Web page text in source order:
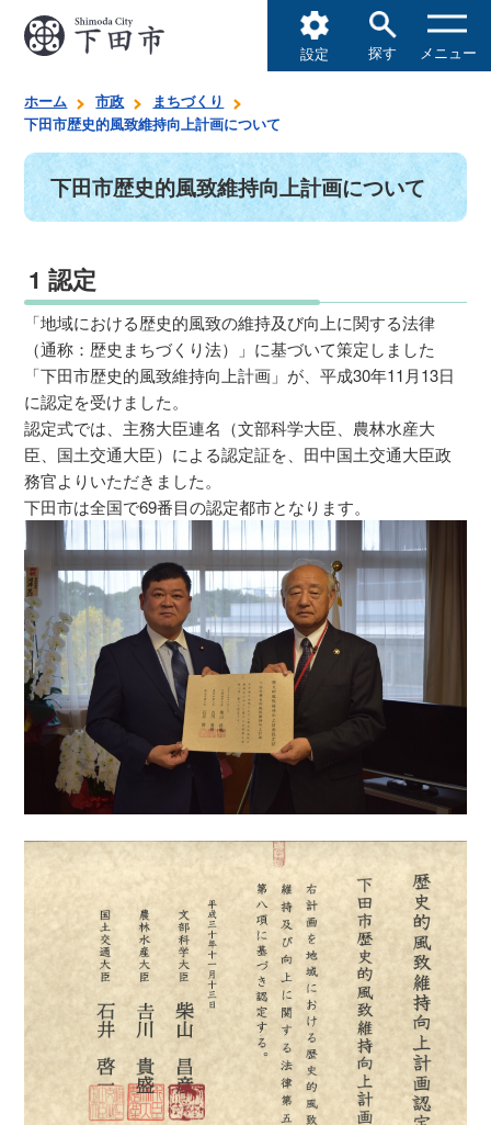
設定 探す メニュー
ホーム 市政
まちづくり
下田市歴史的風致維持向上計画について
下田市歴史的風致維持向上計画について
1 認定
「地域における歴史的風致の維持及び向上に関する法律
（通称：歴史まちづくり法）」に基づいて策定しました
「下田市歴史的風致維持向上計画」が、平成30年11月13日
に認定を受けました。
認定式では、主務大臣連名（文部科学大臣、農林水産大
臣、国土交通大臣）による認定証を、田中国土交通大臣政
務官よりいただきました。
下田市は全国で69番目の認定都市となります。